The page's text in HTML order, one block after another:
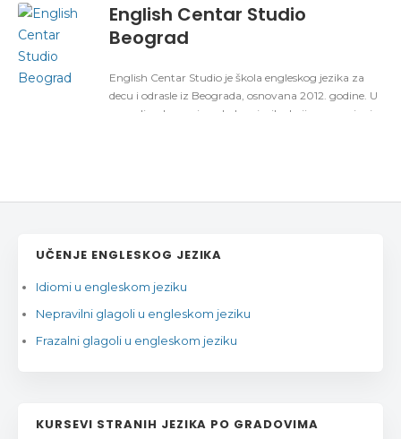
usavršavanja na određenu temu i u određenom
vremenskom periodu.
English Centar Studio
Beograd
English Centar Studio je škola engleskog jezika za
decu i odrasle iz Beograda, osnovana 2012. godine. U
ponudi su kursevi engleskog jezika koji se organizuju
UČENJE ENGLESKOG JEZIKA
Idiomi u engleskom jeziku
Nepravilni glagoli u engleskom jeziku
Frazalni glagoli u engleskom jeziku
KURSEVI STRANIH JEZIKA PO GRADOVIMA